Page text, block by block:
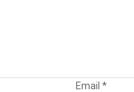
Email *